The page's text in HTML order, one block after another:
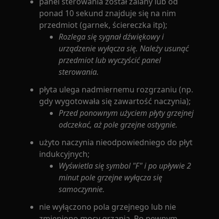
ponad 10 sekund znajduje się na nim
przedmiot (garnek, ściereczka itp);
Rozlega się sygnał dźwiękowy i
urządzenie wyłącza się. Należy usunąć
przedmiot lub wyczyścić panel
sterowania.
płyta ulega nadmiernemu rozgrzaniu (np.
gdy wygotowała się zawartość naczynia);
Przed ponownym użyciem płyty grzejnej
odczekać, aż pole grzejne ostygnie.
użyto naczynia nieodpowiedniego do płyt
indukcyjnych;
Wyświetla się symbol "F" i po upływie 2
minut pole grzejne wyłącza się
samoczynnie.
nie wyłączono pola grzejnego lub nie